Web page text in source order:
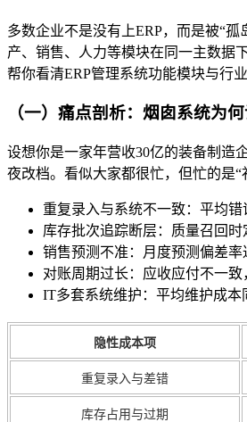
多数企业不是没有上ERP，而是被“
产、销售、人力等模块在同一主数据
帮你看清ERP管理系统功能模块与行
（一）痛点剖析：烟囱系统为
设想你是一家年营收30亿的装备制造
夜改档。看似大家都很忙，但忙的是
重复录入与系统不一致：平均错
库存批次追踪断层：质量召回时
销售预测不准：月度预测偏差率
对账周期过长：应收应付不一致
IT多套系统维护：平均维护成本
隐性成本项
重复录入与差错
库存占用与过期